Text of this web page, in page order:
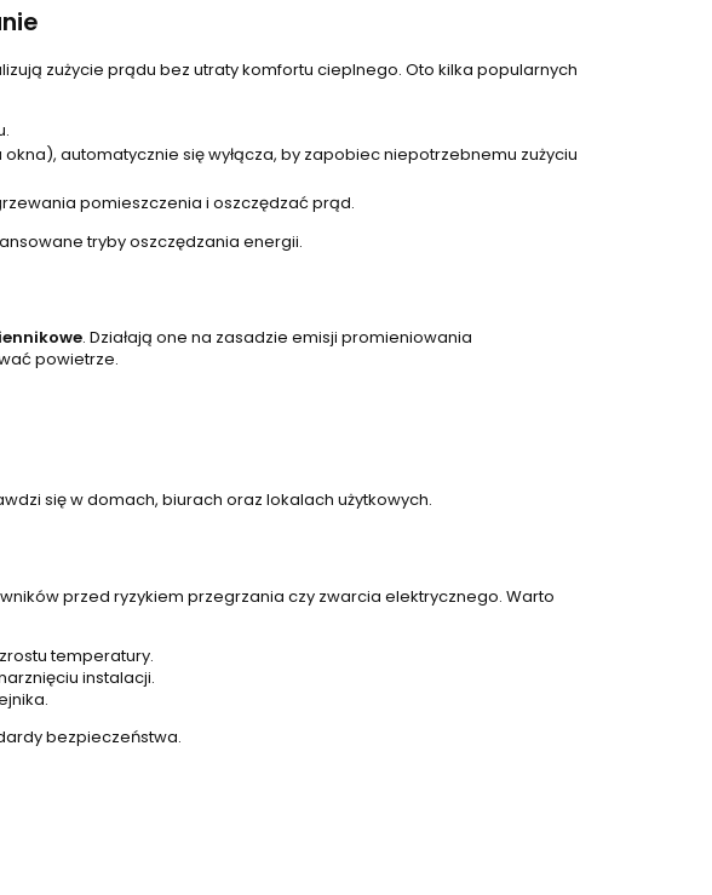
zużycie prądu bez utraty komfortu cieplnego. Oto kilka popularnych
automatycznie się wyłącza, by zapobiec niepotrzebnemu zużyciu
pomieszczenia i oszczędzać prąd.
tryby oszczędzania energii.
. Działają one na zasadzie emisji promieniowania
powietrze.
się w domach, biurach oraz lokalach użytkowych.
przed ryzykiem przegrzania czy zwarcia elektrycznego. Warto
temperatury.
instalacji.
bezpieczeństwa.